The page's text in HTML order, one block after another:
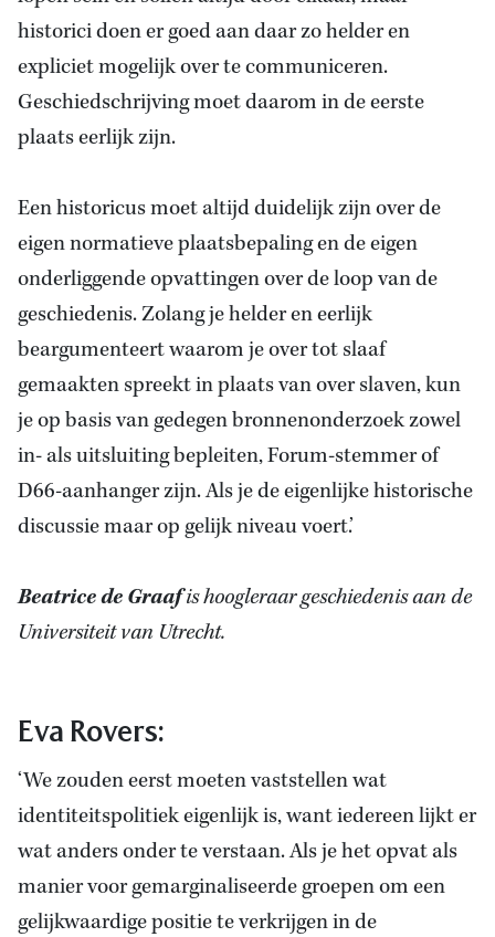
historici doen er goed aan daar zo helder en
expliciet mogelijk over te communiceren.
Geschiedschrijving moet daarom in de eerste
plaats eerlijk zijn.
Een historicus moet altijd duidelijk zijn over de
eigen normatieve plaatsbepaling en de eigen
onderliggende opvattingen over de loop van de
geschiedenis. Zolang je helder en eerlijk
beargumenteert waarom je over tot slaaf
gemaakten spreekt in plaats van over slaven, kun
je op basis van gedegen bronnenonderzoek zowel
in- als uitsluiting bepleiten, Forum-stemmer of
D66-aanhanger zijn. Als je de eigenlijke historische
discussie maar op gelijk niveau voert.’
Beatrice de Graafis hoogleraar geschiedenis aan de
Universiteit van Utrecht.
Eva Rovers:
‘We zouden eerst moeten vaststellen wat
identiteitspolitiek eigenlijk is, want iedereen lijkt er
wat anders onder te verstaan. Als je het opvat als
manier voor gemarginaliseerde groepen om een
gelijkwaardige positie te verkrijgen in de